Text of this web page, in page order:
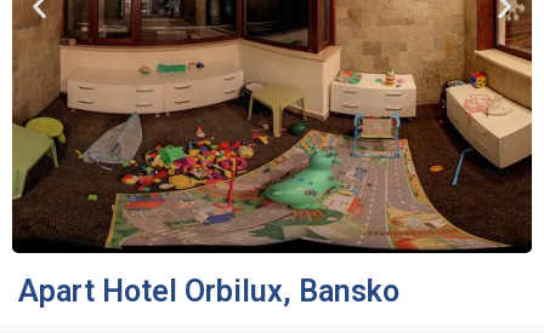
Apart Hotel Orbilux, Bansko